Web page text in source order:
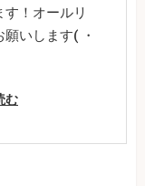
！オールリ
いします( ・
む